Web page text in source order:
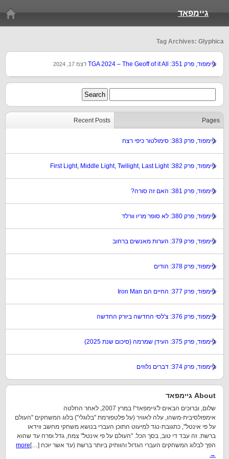
גיימפאד
Tag Archives: Glyphica
גיימפוד, פרק 351: TGA 2024 – The Geoff of it All דצמ 17, 2024
Recent Posts Pages
גיימפוד, פרק 383: סימולטור כיפי רצח
גיימפוד, פרק 382: First Light, Middle Light, Twilight, Last Light
גיימפוד, פרק 381: האם זה סורה?
גיימפוד, פרק 380: לא סופר מריו וורלד
גיימפוד, פרק 379: הערות מאנשים ברחוב
גיימפוד, פרק 378: הודים
גיימפוד, פרק 377: החיים הם Iron Man
גיימפוד, פרק 376: צ'לסי החדשה ביורק החדשה
גיימפוד, פרק 375: העידן שמרמה (סיכום שנת 2025)
גיימפוד, פרק 374: דברים נלוזים
About גיימפאד
שלום, וברוכים הבאים ל'גיימפאד'! במרץ 2007, לאחר החלטה
אימפולסיבית-משהו, עלה לאוויר (על פלטפורמת "בלוגלי") בלוג המשחקים "העולם
על פי אינטל", כתגובת-נגד למיעוט התוכן העברי בנושא משחקי מחשב ווידאו
ברשת. זה עבד די טוב, בסך הכל. "העולם על פי אינטל" צמח, גדל ופרח עד שהוא
הפך לבלוג המשחקים העברי הגדול והוותיק ביותר ברשת (עד אשר יוכח […] more
→